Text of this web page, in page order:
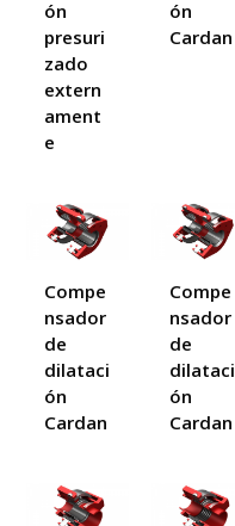
ón
presuri
zado
extern
ament
e
ón
Cardan
Compe
nsador
de
dilataci
ón
Cardan
Compe
nsador
de
dilataci
ón
Cardan